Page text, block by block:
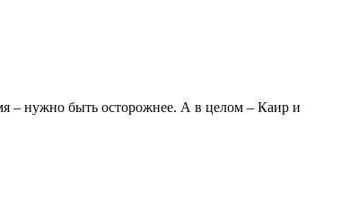
– нужно быть осторожнее. А в целом – Каир и